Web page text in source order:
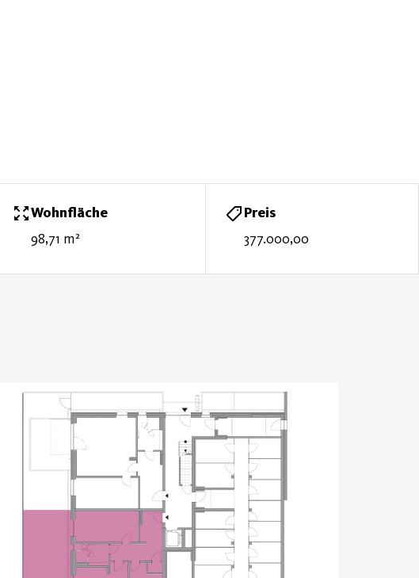
Wohnfläche
98,71 m²
Preis
377.000,00